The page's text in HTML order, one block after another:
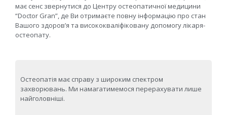
має сенс звернутися до Центру остеопатичної медицини
“Doctor Gran”, де Ви отримаєте повну інформацію про стан
Вашого здоров’я та висококваліфіковану допомогу лікаря-
остеопату.
Остеопатія має справу з широким спектром
захворювань. Ми намагатимемося перерахувати лише
найголовніші.